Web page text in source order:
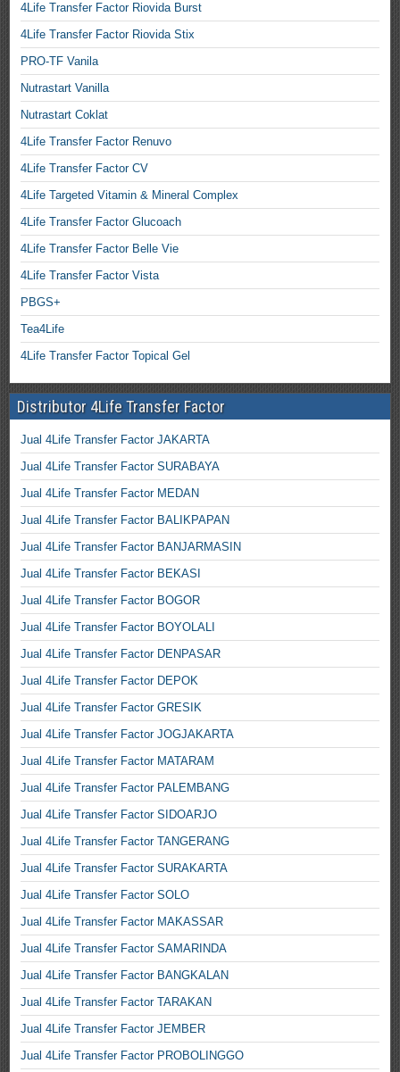
4Life Transfer Factor Riovida Burst
4Life Transfer Factor Riovida Stix
PRO-TF Vanila
Nutrastart Vanilla
Nutrastart Coklat
4Life Transfer Factor Renuvo
4Life Transfer Factor CV
4Life Targeted Vitamin & Mineral Complex
4Life Transfer Factor Glucoach
4Life Transfer Factor Belle Vie
4Life Transfer Factor Vista
PBGS+
Tea4Life
4Life Transfer Factor Topical Gel
Distributor 4Life Transfer Factor
Jual 4Life Transfer Factor JAKARTA
Jual 4Life Transfer Factor SURABAYA
Jual 4Life Transfer Factor MEDAN
Jual 4Life Transfer Factor BALIKPAPAN
Jual 4Life Transfer Factor BANJARMASIN
Jual 4Life Transfer Factor BEKASI
Jual 4Life Transfer Factor BOGOR
Jual 4Life Transfer Factor BOYOLALI
Jual 4Life Transfer Factor DENPASAR
Jual 4Life Transfer Factor DEPOK
Jual 4Life Transfer Factor GRESIK
Jual 4Life Transfer Factor JOGJAKARTA
Jual 4Life Transfer Factor MATARAM
Jual 4Life Transfer Factor PALEMBANG
Jual 4Life Transfer Factor SIDOARJO
Jual 4Life Transfer Factor TANGERANG
Jual 4Life Transfer Factor SURAKARTA
Jual 4Life Transfer Factor SOLO
Jual 4Life Transfer Factor MAKASSAR
Jual 4Life Transfer Factor SAMARINDA
Jual 4Life Transfer Factor BANGKALAN
Jual 4Life Transfer Factor TARAKAN
Jual 4Life Transfer Factor JEMBER
Jual 4Life Transfer Factor PROBOLINGGO